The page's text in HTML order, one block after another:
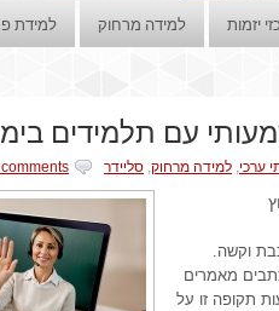
למידת למידה מרחוק יזמות
עם תלמידים
ערכי, למידה מרחוק, סליידר comments
וקשה.
מאמרים
תקופה זו על